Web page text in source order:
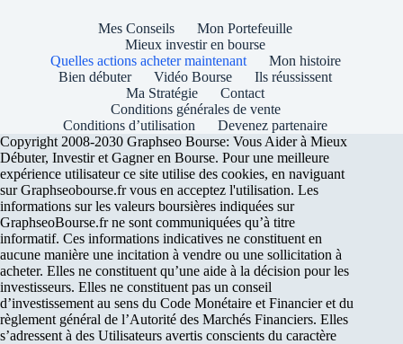
Mes Conseils
Mon Portefeuille
Mieux investir en bourse
Quelles actions acheter maintenant
Mon histoire
Bien débuter
Vidéo Bourse
Ils réussissent
Ma Stratégie
Contact
Conditions générales de vente
Conditions d’utilisation
Devenez partenaire
Copyright 2008-2030 Graphseo Bourse: Vous Aider à Mieux
Débuter, Investir et Gagner en Bourse. Pour une meilleure
expérience utilisateur ce site utilise des cookies, en naviguant
sur Graphseobourse.fr vous en acceptez l'utilisation. Les
informations sur les valeurs boursières indiquées sur
GraphseoBourse.fr ne sont communiquées qu’à titre
informatif. Ces informations indicatives ne constituent en
aucune manière une incitation à vendre ou une sollicitation à
acheter. Elles ne constituent qu’une aide à la décision pour les
investisseurs. Elles ne constituent pas un conseil
d’investissement au sens du Code Monétaire et Financier et du
règlement général de l’Autorité des Marchés Financiers. Elles
s’adressent à des Utilisateurs avertis conscients du caractère